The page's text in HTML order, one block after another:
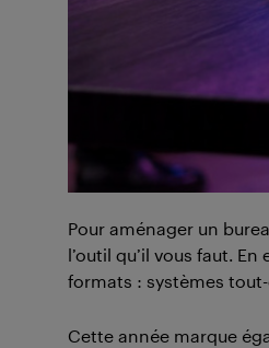
Pour aménager un
l’outil qu’il vous faut.
formats : systèmes
Cette année marque